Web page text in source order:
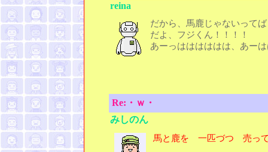
reina
だから、馬鹿じゃないって
だよ、フジくん！！！！
あーっはははははは、あー
Re:・ｗ・
みしのん
馬と鹿を 一匹づつ 売っ